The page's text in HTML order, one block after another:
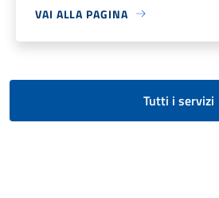
VAI ALLA PAGINA
Tutti i servizi